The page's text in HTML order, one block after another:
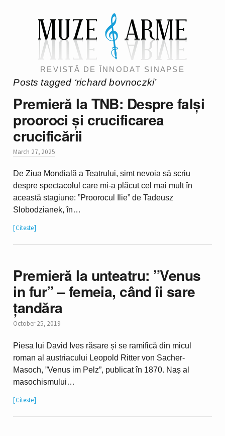
REVISTĂ DE ÎNNODAT SINAPSE
Posts tagged ‘richard bovnoczki’
Premieră la TNB: Despre falși
prooroci și crucificarea
crucificării
March 27, 2025
De Ziua Mondială a Teatrului, simt nevoia să scriu
despre spectacolul care mi-a plăcut cel mai mult în
această stagiune: ”Proorocul Ilie” de Tadeusz
Slobodzianek, în…
Citeste
Premieră la unteatru: ”Venus
in fur” – femeia, când îi sare
țandăra
October 25, 2019
Piesa lui David Ives răsare și se ramifică din micul
roman al austriacului Leopold Ritter von Sacher-
Masoch, ”Venus im Pelz”, publicat în 1870. Naș al
masochismului…
Citeste